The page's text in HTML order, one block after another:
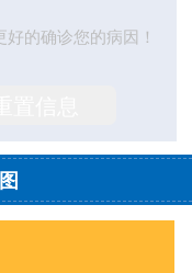
的确诊您的病因！